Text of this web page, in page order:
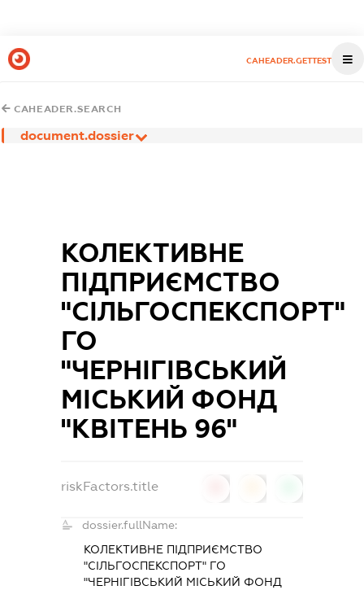
CAHEADER.GETTEST
CAHEADER.SEARCH
document.dossier
КОЛЕКТИВНЕ
ПІДПРИЄМСТВО
"СІЛЬГОСПЕКСПОРТ"
ГО
"ЧЕРНІГІВСЬКИЙ
МІСЬКИЙ ФОНД
"КВІТЕНЬ 96"
riskFactors.title
dossier.fullName:
КОЛЕКТИВНЕ ПІДПРИЄМСТВО
"СІЛЬГОСПЕКСПОРТ" ГО
"ЧЕРНІГІВСЬКИЙ МІСЬКИЙ ФОНД